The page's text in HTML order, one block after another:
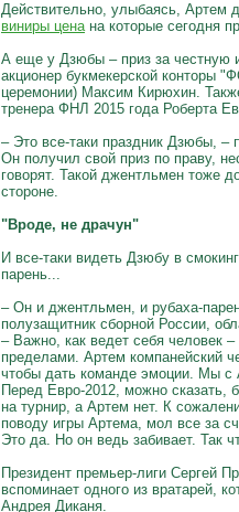
Действительно, улыбаясь, Артем
виниры ценана которые сегодня
А еще у Дзюбы – приз за честную
акционер букмекерской конторы
церемонии) Максим Кирюхин.
тренера ФНЛ 2015 года Роберта
– Это все-таки праздник Дзюбы, –
Он получил свой приз по праву,
говорят. Такой джентльмен тоже
стороне.
"Вроде, не драчун"
И все-таки видеть Дзюбу в
парень...
– Он и джентльмен, и рубаха-
полузащитник сборной России,
– Важно, как ведет себя человек
пределами. Артем компанейский
чтобы дать команде эмоции. Мы с
Перед Евро-2012, можно сказать,
на турнир, а Артем нет. К
поводу игры Артема, мол все за
Это да. Но он ведь забивает. Так
Президент премьер-лиги Сергей
вспоминает одного из вратарей,
Андрея Диканя.